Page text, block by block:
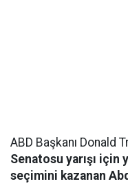
ABD Başkanı Donald
Senatosu yarışı için
seçimini kazanan